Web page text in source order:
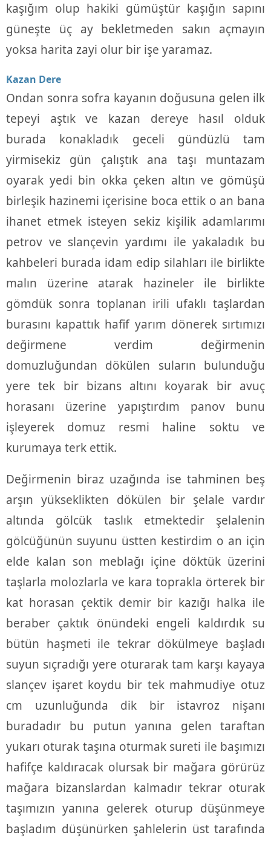
kaşığım olup hakiki gümüştür kaşığın sapını
güneşte üç ay bekletmeden sakın açmayın
yoksa harita zayi olur bir işe yaramaz.
Kazan Dere
Ondan sonra sofra kayanın doğusuna gelen ilk
tepeyi aştık ve kazan dereye hasıl olduk
burada konakladık geceli gündüzlü tam
yirmisekiz gün çalıştık ana taşı muntazam
oyarak yedi bin okka çeken altın ve gömüşü
birleşik hazinemi içerisine boca ettik o an bana
ihanet etmek isteyen sekiz kişilik adamlarımı
petrov ve slançevin yardımı ile yakaladık bu
kahbeleri burada idam edip silahları ile birlikte
malın üzerine atarak hazineler ile birlikte
gömdük sonra toplanan irili ufaklı taşlardan
burasını kapattık hafif yarım dönerek sırtımızı
değirmene verdim değirmenin
domuzluğundan dökülen suların bulunduğu
yere tek bir bizans altını koyarak bir avuç
horasanı üzerine yapıştırdım panov bunu
işleyerek domuz resmi haline soktu ve
kurumaya terk ettik.
Değirmenin biraz uzağında ise tahminen beş
arşın yükseklikten dökülen bir şelale vardır
altında gölcük taslık etmektedir şelalenin
gölcüğünün suyunu üstten kestirdim o an için
elde kalan son meblağı içine döktük üzerini
taşlarla molozlarla ve kara toprakla örterek bir
kat horasan çektik demir bir kazığı halka ile
beraber çaktık önündeki engeli kaldırdık su
bütün haşmeti ile tekrar dökülmeye başladı
suyun sıçradığı yere oturarak tam karşı kayaya
slançev işaret koydu bir tek mahmudiye otuz
cm uzunluğunda dik bir istavroz nişanı
buradadır bu putun yanına gelen taraftan
yukarı oturak taşına oturmak sureti ile başımızı
hafifçe kaldıracak olursak bir mağara görürüz
mağara bizanslardan kalmadır tekrar oturak
taşımızın yanına gelerek oturup düşünmeye
başladım düşünürken şahlelerin üst tarafında